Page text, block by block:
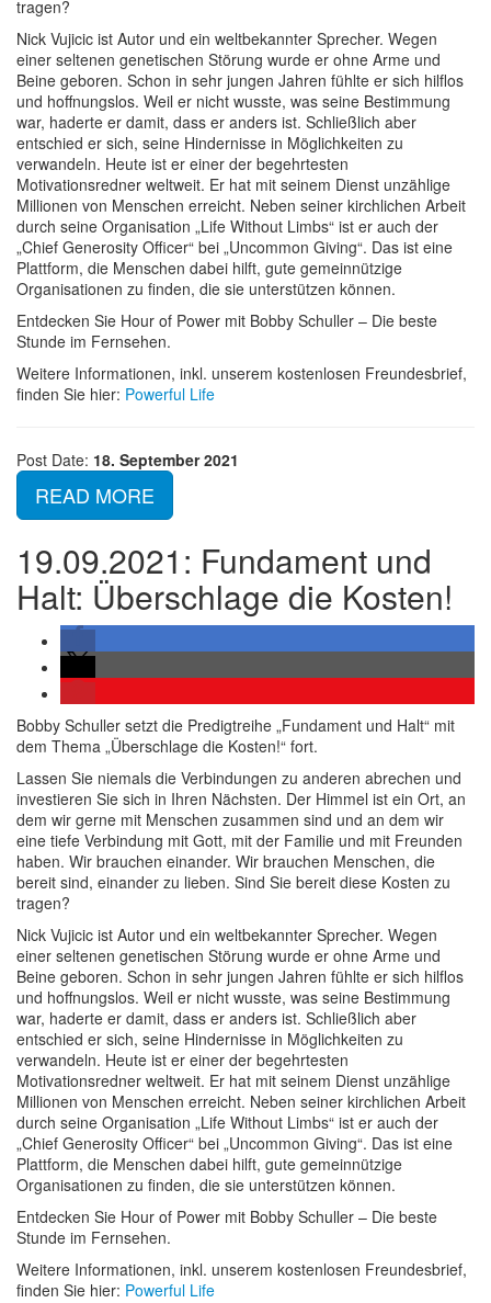
tragen?
Nick Vujicic ist Autor und ein weltbekannter Sprecher. Wegen
einer seltenen genetischen Störung wurde er ohne Arme und
Beine geboren. Schon in sehr jungen Jahren fühlte er sich hilflos
und hoffnungslos. Weil er nicht wusste, was seine Bestimmung
war, haderte er damit, dass er anders ist. Schließlich aber
entschied er sich, seine Hindernisse in Möglichkeiten zu
verwandeln. Heute ist er einer der begehrtesten
Motivationsredner weltweit. Er hat mit seinem Dienst unzählige
Millionen von Menschen erreicht. Neben seiner kirchlichen Arbeit
durch seine Organisation „Life Without Limbs“ ist er auch der
„Chief Generosity Officer“ bei „Uncommon Giving“. Das ist eine
Plattform, die Menschen dabei hilft, gute gemeinnützige
Organisationen zu finden, die sie unterstützen können.
Entdecken Sie Hour of Power mit Bobby Schuller – Die beste
Stunde im Fernsehen.
Weitere Informationen, inkl. unserem kostenlosen Freundesbrief,
finden Sie hier: Powerful Life
Post Date: 18. September 2021
READ MORE
19.09.2021: Fundament und
Halt: Überschlage die Kosten!
Bobby Schuller setzt die Predigtreihe „Fundament und Halt“ mit
dem Thema „Überschlage die Kosten!“ fort.
Lassen Sie niemals die Verbindungen zu anderen abrechen und
investieren Sie sich in Ihren Nächsten. Der Himmel ist ein Ort, an
dem wir gerne mit Menschen zusammen sind und an dem wir
eine tiefe Verbindung mit Gott, mit der Familie und mit Freunden
haben. Wir brauchen einander. Wir brauchen Menschen, die
bereit sind, einander zu lieben. Sind Sie bereit diese Kosten zu
tragen?
Nick Vujicic ist Autor und ein weltbekannter Sprecher. Wegen
einer seltenen genetischen Störung wurde er ohne Arme und
Beine geboren. Schon in sehr jungen Jahren fühlte er sich hilflos
und hoffnungslos. Weil er nicht wusste, was seine Bestimmung
war, haderte er damit, dass er anders ist. Schließlich aber
entschied er sich, seine Hindernisse in Möglichkeiten zu
verwandeln. Heute ist er einer der begehrtesten
Motivationsredner weltweit. Er hat mit seinem Dienst unzählige
Millionen von Menschen erreicht. Neben seiner kirchlichen Arbeit
durch seine Organisation „Life Without Limbs“ ist er auch der
„Chief Generosity Officer“ bei „Uncommon Giving“. Das ist eine
Plattform, die Menschen dabei hilft, gute gemeinnützige
Organisationen zu finden, die sie unterstützen können.
Entdecken Sie Hour of Power mit Bobby Schuller – Die beste
Stunde im Fernsehen.
Weitere Informationen, inkl. unserem kostenlosen Freundesbrief,
finden Sie hier: Powerful Life